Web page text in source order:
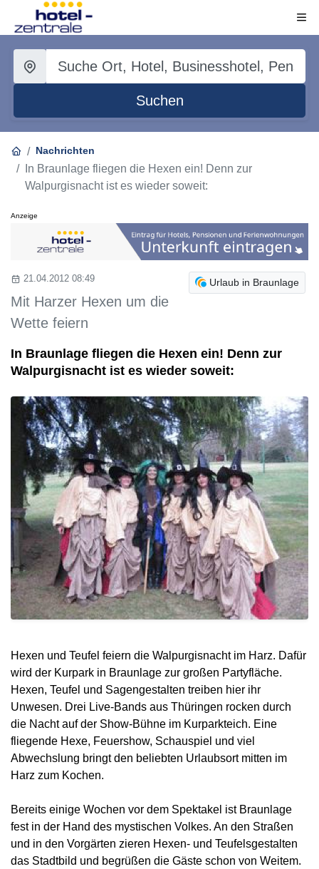
Suchen
Nachrichten
In Braunlage fliegen die Hexen ein! Denn zur
Walpurgisnacht ist es wieder soweit:
Anzeige
Urlaub in Braunlage
21.04.2012 08:49
Mit Harzer Hexen um die
Wette feiern
In Braunlage fliegen die Hexen ein! Denn zur
Walpurgisnacht ist es wieder soweit:
Hexen und Teufel feiern die Walpurgisnacht im Harz. Dafür
wird der Kurpark in Braunlage zur großen Partyfläche.
Hexen, Teufel und Sagengestalten treiben hier ihr
Unwesen. Drei Live-Bands aus Thüringen rocken durch
die Nacht auf der Show-Bühne im Kurparkteich. Eine
fliegende Hexe, Feuershow, Schauspiel und viel
Abwechslung bringt den beliebten Urlaubsort mitten im
Harz zum Kochen.
Bereits einige Wochen vor dem Spektakel ist Braunlage
fest in der Hand des mystischen Volkes. An den Straßen
und in den Vorgärten zieren Hexen- und Teufelsgestalten
das Stadtbild und begrüßen die Gäste schon von Weitem.